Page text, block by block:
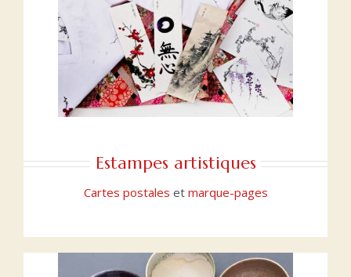
Estampes artistiques
Cartes postales et marque-pages